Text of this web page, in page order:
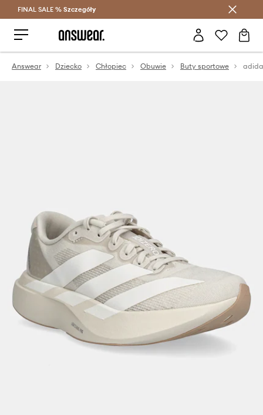
Oszczędzaj z Answear Club >
FINAL SALE % Szczegóły
Answear Dziecko Chłopiec Obuwie Buty sportowe